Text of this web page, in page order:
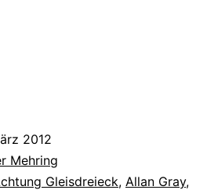
2012
Mehring
Gleisdreieck, Allan Gray,